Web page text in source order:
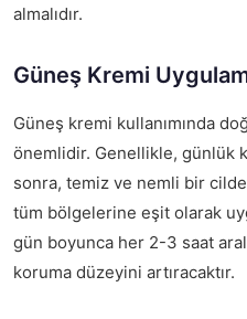
almalıdır.
Güneş Kremi
Güneş kremi kullanımında
önemlidir. Genellikle, günlük
sonra, temiz ve nemli bir
tüm bölgelerine eşit olarak
gün boyunca her 2-3 saat
koruma düzeyini artıracaktır.